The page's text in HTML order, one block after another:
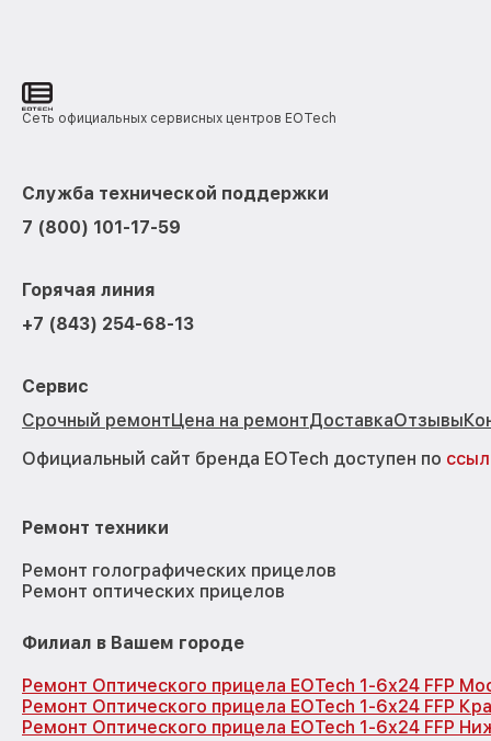
Сеть официальных сервисных центров EOTech
Служба технической поддержки
7 (800) 101-17-59
Горячая линия
+7 (843) 254-68-13
Сервис
Срочный ремонтЦена на ремонтДоставкаОтзывы
Официальный сайт бренда EOTech доступен по
Ремонт техники
Ремонт голографических прицелов
Ремонт оптических прицелов
Филиал в Вашем городе
Ремонт Оптического прицела EOTech 1-6x24 FFP
Ремонт Оптического прицела EOTech 1-6x24 FFP
Ремонт Оптического прицела EOTech 1-6x24 FFP